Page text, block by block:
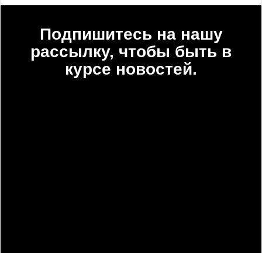
Подпишитесь на нашу
рассылку, чтобы быть в
курсе новостей.